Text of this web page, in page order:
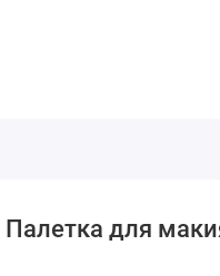
Палетка для